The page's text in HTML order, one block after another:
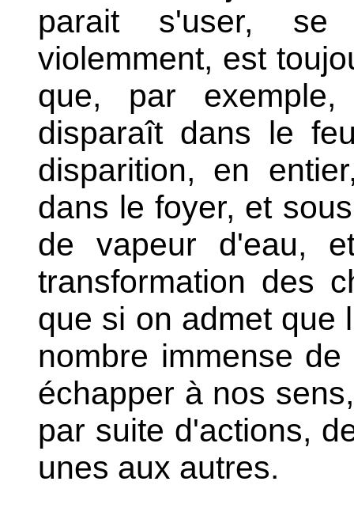
parait s'user, se
violemment, est
que, par
disparaît dans le
disparition, en
dans le foyer, et
de vapeur d'eau,
transformation des
que si on admet que
nombre immense
échapper à nos
par suite d'actions,
unes aux autres.